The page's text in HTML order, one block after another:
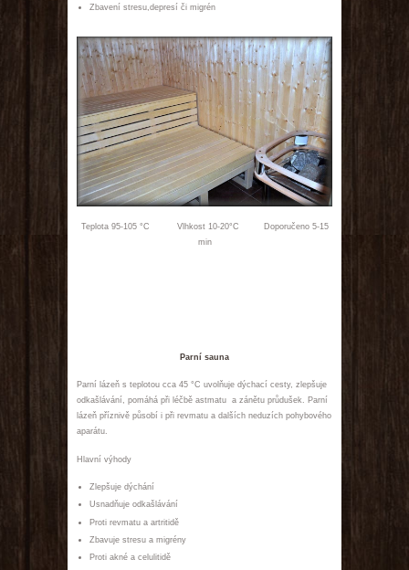
Zbavení stresu,depresí či migrén
Teplota 95-105 °C Vlhkost 10-20°C Doporučeno 5-15
min
Parní sauna
Parní lázeň s teplotou cca 45 °C uvolňuje dýchací cesty, zlepšuje
odkašlávání, pomáhá při léčbě astmatu a zánětu průdušek. Parní
lázeň příznivě působí i při revmatu a dalších neduzích pohybového
aparátu.
Hlavní výhody
Zlepšuje dýchání
Usnadňuje odkašlávání
Proti revmatu a artritidě
Zbavuje stresu a migrény
Proti akné a celulitidě